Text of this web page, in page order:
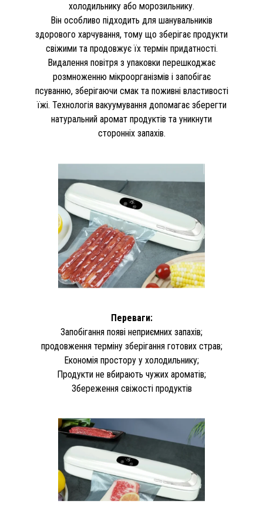
холодильнику або морозильнику.
Він особливо підходить для шанувальників
здорового харчування, тому що зберігає продукти
свіжими та продовжує їх термін придатності.
Видалення повітря з упаковки перешкоджає
розмноженню мікроорганізмів і запобігає
псуванню, зберігаючи смак та поживні властивості
їжі. Технологія вакуумування допомагає зберегти
натуральний аромат продуктів та уникнути
сторонніх запахів.
Переваги:
Запобігання появі неприємних запахів;
продовження терміну зберігання готових страв;
Економія простору у холодильнику;
Продукти не вбирають чужих ароматів;
Збереження свіжості продуктів